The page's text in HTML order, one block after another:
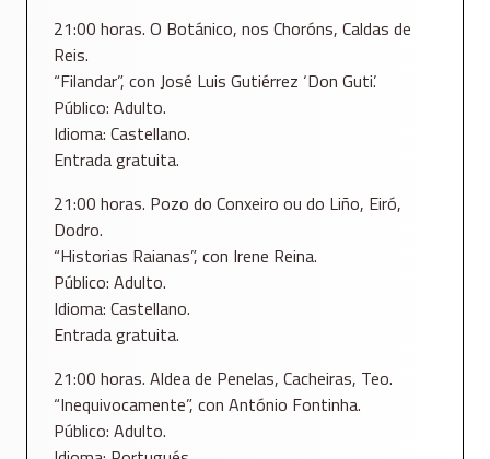
21:00 horas. O Botánico, nos Choróns, Caldas de
Reis.
“Filandar”, con José Luis Gutiérrez ‘Don Guti’.
Público: Adulto.
Idioma: Castellano.
Entrada gratuita.
21:00 horas. Pozo do Conxeiro ou do Liño, Eiró,
Dodro.
“Historias Raianas”, con Irene Reina.
Público: Adulto.
Idioma: Castellano.
Entrada gratuita.
21:00 horas. Aldea de Penelas, Cacheiras, Teo.
“Inequivocamente”, con António Fontinha.
Público: Adulto.